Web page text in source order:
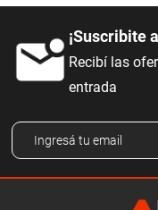
¡Suscribite
Recibí las
entrada